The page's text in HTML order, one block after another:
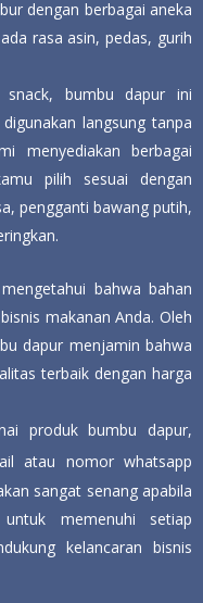
dengan berbagai aneka
rasa asin, pedas, gurih
bumbu dapur ini
langsung tanpa
menyediakan berbagai
pilih sesuai dengan
pengganti bawang putih,
bahwa bahan
makanan Anda. Oleh
dapur menjamin bahwa
terbaik dengan harga
produk bumbu dapur,
atau nomor whatsapp
sangat senang apabila
memenuhi setiap
kelancaran bisnis